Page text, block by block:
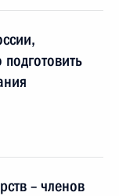
– членов